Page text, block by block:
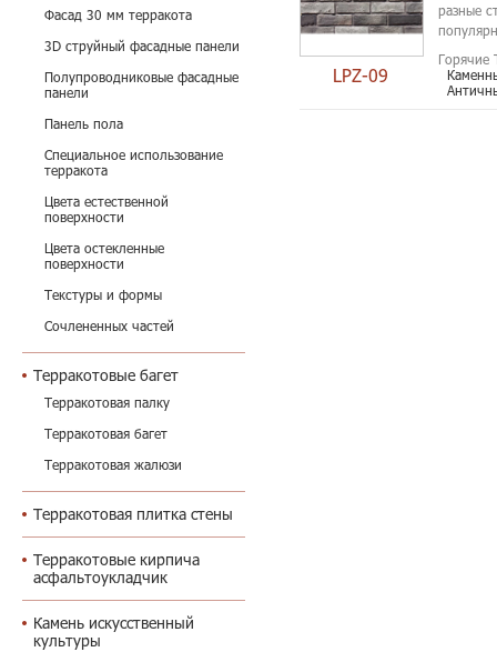
Фасад 30 мм терракота
3D струйный фасадные панели
Полупроводниковые фасадные
панели
Панель пола
Специальное использование
терракота
Цвета естественной
поверхности
Цвета остекленные
поверхности
Текстуры и формы
Сочлененных частей
Терракотовые багет
Терракотовая палку
Терракотовая багет
Терракотовая жалюзи
Терракотовая плитка стены
Терракотовые кирпича
асфальтоукладчик
Камень искусственный
культуры
LPZ-09
разные
Горячие